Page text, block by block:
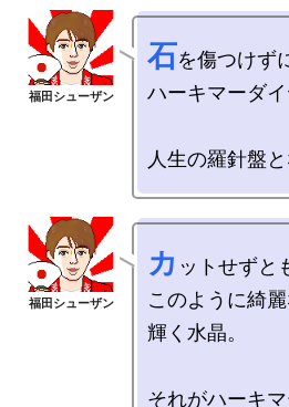
石を傷つけず
ハーキマーダ
カ ットせずと
このように綺
輝く水晶。